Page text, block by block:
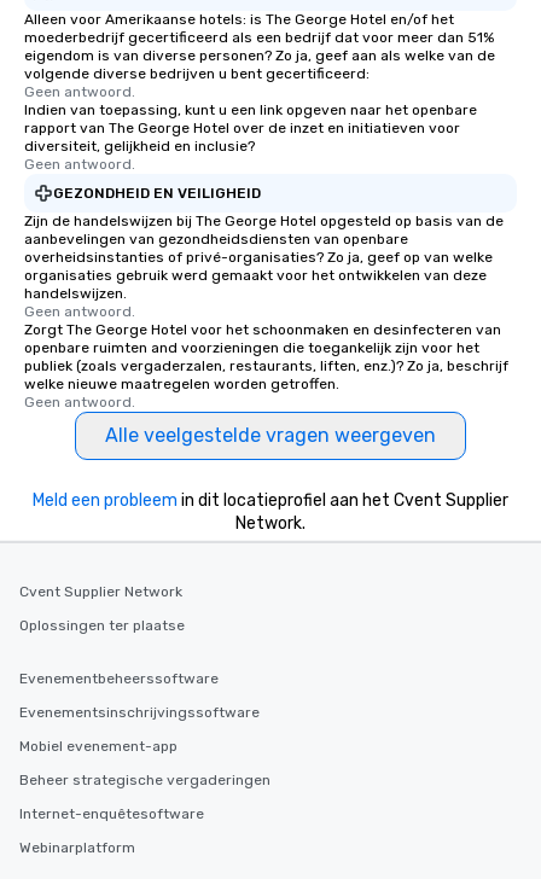
Alleen voor Amerikaanse hotels: is The George Hotel en/of het
moederbedrijf gecertificeerd als een bedrijf dat voor meer dan 51%
eigendom is van diverse personen? Zo ja, geef aan als welke van de
volgende diverse bedrijven u bent gecertificeerd:
Geen antwoord.
Indien van toepassing, kunt u een link opgeven naar het openbare
rapport van The George Hotel over de inzet en initiatieven voor
diversiteit, gelijkheid en inclusie?
Geen antwoord.
GEZONDHEID EN VEILIGHEID
Zijn de handelswijzen bij The George Hotel opgesteld op basis van de
aanbevelingen van gezondheidsdiensten van openbare
overheidsinstanties of privé-organisaties? Zo ja, geef op van welke
organisaties gebruik werd gemaakt voor het ontwikkelen van deze
handelswijzen.
Geen antwoord.
Zorgt The George Hotel voor het schoonmaken en desinfecteren van
openbare ruimten and voorzieningen die toegankelijk zijn voor het
publiek (zoals vergaderzalen, restaurants, liften, enz.)? Zo ja, beschrijf
welke nieuwe maatregelen worden getroffen.
Geen antwoord.
Alle veelgestelde vragen weergeven
Meld een probleem in dit locatieprofiel aan het Cvent Supplier
Network.
Cvent Supplier Network
Oplossingen ter plaatse
Evenementbeheerssoftware
Evenementsinschrijvingssoftware
Mobiel evenement-app
Beheer strategische vergaderingen
Internet-enquêtesoftware
Webinarplatform